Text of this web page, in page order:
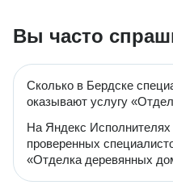
Вы часто
Сколько в Бердске
оказывают услугу
На Яндекс Исполнителях
проверенных
«Отделка деревянных